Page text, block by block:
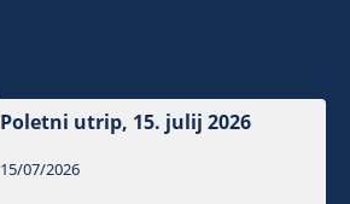
Poletni utrip, 15. julij 2026
15/07/2026